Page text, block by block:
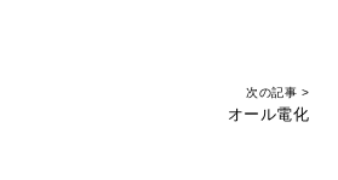
次の記事 >
オール電化